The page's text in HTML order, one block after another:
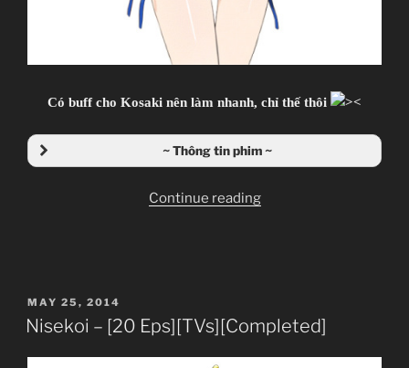
Có buff cho Kosaki nên làm nhanh, chỉ thế thôi
~ Thông tin phim ~
Continue reading“Nisekoi
POSTED
ON
MAY 25, 2014
Nisekoi – [20 Eps][TVs][Completed]